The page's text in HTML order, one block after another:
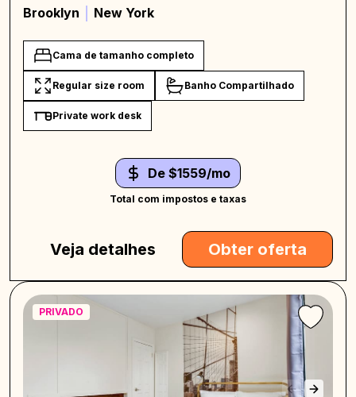
Brooklyn New York
Cama de tamanho completo
Regular size room Banho Compartilhado
Private work desk
De $1559/mo
Total com impostos e taxas
Veja detalhes Obter oferta
PRIVADO